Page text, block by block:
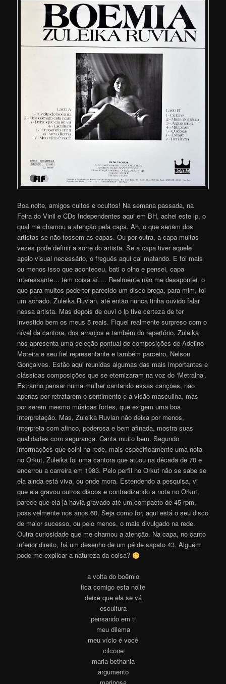
Boa noite, amigos cultos e ocultos! Na semana passada, na
Feira do Vinil e CDs Independentes aqui em BH, achei este lp, o
qual me chamou a atenção pela capa. Ah, o que seriam dos
artistas se não fossem as capas. Ou por outra, a capa muitas
vezes pode definir a sorte do artista. Se a capa tiver aquele
apelo visual necessário, o freguês aqui cai matando. E foi mais
ou menos isso que aconteceu, bati o olho e pensei, capa
interessante… tem coisa aí…. Realmente não me desapontei, o
que para muitos pode ter parecido um disco brega, para mim, foi
um achado. Zuleika Ruvian, até então nunca tinha ouvido falar
nessa artista. Mas depois de ouvi o lp tive certeza de ter
investido bem os meus 5 reais. Fiquei realmente surpreso com o
nível da cantora, dos arranjos e também do repertório. Zuleika
nos apresenta uma seleção pontual de composições de Adelino
Moreira e seu fiel representante e também parceiro, Nelson
Gonçalves. Estão aqui reunidas algumas das mais importantes e
clássicas composições que se eternizaram na voz do ‘Metralha’.
Estranho pensar numa mulher cantando essas canções, não
apenas por retratarem o sentimento e a visão masculina, mas
por serem mesmo músicas fortes, que exigem uma boa
interpretação. Mas, Zuleika Ruvian não deixa por menos,
interpreta com afinco, poderosa e bem afinada, mostra suas
qualidades com segurança. Canta muito bem. Segundo
informações que colhi na rede, mais especificamente uma nota
no Orkut, Zuleika foi uma cantora que atuou na década de 70 e
encerrou a carreira em 1983. Pelo perfil no Orkut não se sabe se
ela ainda está viva, ou onde mora. Estendendo a pesquisa, vi
que ela gravou outros discos e contradizendo a nota no Orkut,
parece que ela já havia gravado até um compacto de 45 rpm,
possivelmente nos anos 60. Seja como for, aqui está o seu disco
de maior sucesso, ou pelo menos, o mais divulgado na rede.
Outra curiosidade que me chamou a atenção. Na capa, no canto
inferior direito, há um desenho de um pé de sapato 43. Alguém
pode me explicar a natureza da coisa?
a volta do boêmio
fica comigo esta noite
deixe que ela se vá
escultura
pensando em ti
meu dilema
meu vício é você
cilcone
maria bethania
argumento